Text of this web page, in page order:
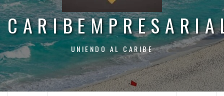
UNIENDO AL CARIBE